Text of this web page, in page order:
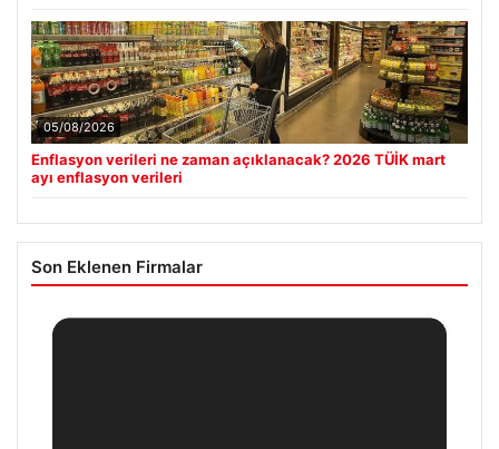
05/08/2026
Enflasyon verileri ne zaman açıklanacak? 2026 TÜİK mart
ayı enflasyon verileri
Son Eklenen Firmalar